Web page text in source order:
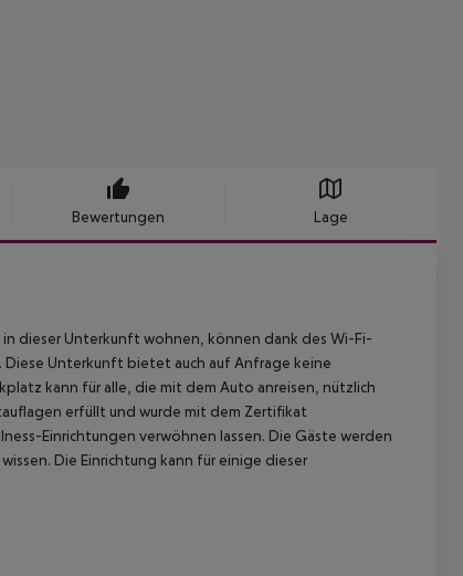
Bewertungen Lage
dieser Unterkunft wohnen, können dank des Wi-Fi-
Unterkunft bietet auch auf Anfrage keine
kann für alle, die mit dem Auto anreisen, nützlich
erfüllt und wurde mit dem Zertifikat
Einrichtungen verwöhnen lassen. Die Gäste werden
Die Einrichtung kann für einige dieser